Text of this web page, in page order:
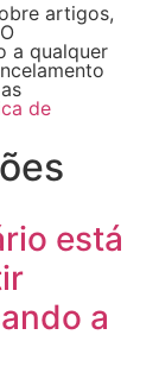
artigos,
a qualquer
de
está
a